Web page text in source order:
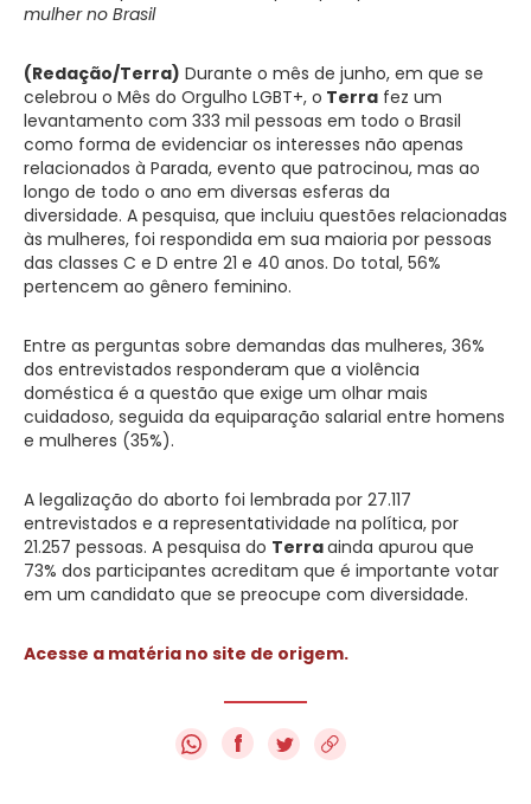
mulher no Brasil
(Redação/Terra) Durante o mês de junho, em que se
celebrou o Mês do Orgulho LGBT+, o Terra fez um
levantamento com 333 mil pessoas em todo o Brasil
como forma de evidenciar os interesses não apenas
relacionados à Parada, evento que patrocinou, mas ao
longo de todo o ano em diversas esferas da
diversidade. A pesquisa, que incluiu questões relacionadas
às mulheres, foi respondida em sua maioria por pessoas
das classes C e D entre 21 e 40 anos. Do total, 56%
pertencem ao gênero feminino.
Entre as perguntas sobre demandas das mulheres, 36%
dos entrevistados responderam que a violência
doméstica é a questão que exige um olhar mais
cuidadoso, seguida da equiparação salarial entre homens
e mulheres (35%).
A legalização do aborto foi lembrada por 27.117
entrevistados e a representatividade na política, por
21.257 pessoas. A pesquisa do Terraainda apurou que
73% dos participantes acreditam que é importante votar
em um candidato que se preocupe com diversidade.
Acesse a matéria no site de origem.
f